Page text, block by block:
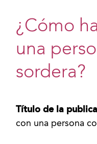
¿Cómo
una
sordera?
Título de la
con una persona